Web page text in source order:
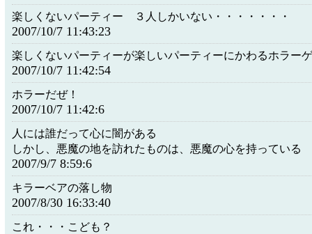
楽しくないパーティー ３人しかいない・・・・・・・
2007/10/7 11:43:23
楽しくないパーティーが楽しいパーティーにかわるホラー
2007/10/7 11:42:54
ホラーだぜ！
2007/10/7 11:42:6
人には誰だって心に闇がある
しかし、悪魔の地を訪れたものは、悪魔の心を持っている
2007/9/7 8:59:6
キラーベアの落し物
2007/8/30 16:33:40
これ・・・こども？